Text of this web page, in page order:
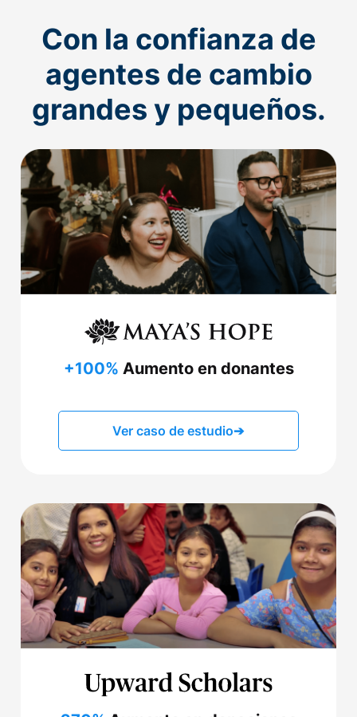
Con la confianza de
agentes de cambio
grandes y pequeños.
+100% Aumento en donantes
Ver caso de estudio➔